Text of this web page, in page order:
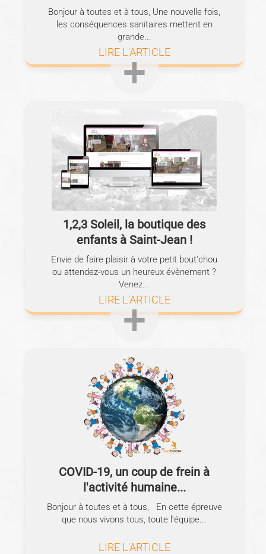
Bonjour à toutes et à tous, Une nouvelle fois,
les conséquences sanitaires mettent en
grande...
LIRE L'ARTICLE
1,2,3 Soleil, la boutique des
enfants à Saint-Jean !
Envie de faire plaisir à votre petit bout'chou
ou attendez-vous un heureux évènement ?
Venez...
LIRE L'ARTICLE
COVID-19, un coup de frein à
l'activité humaine...
Bonjour à toutes et à tous, En cette épreuve
que nous vivons tous, toute l’équipe...
LIRE L'ARTICLE